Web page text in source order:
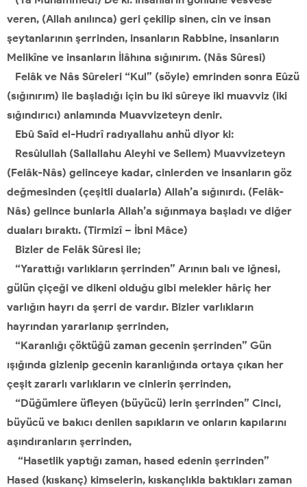
veren, (Allah anılınca) geri çekilip sinen, cin ve insan
şeytanlarının şerrinden, insanların Rabbine, insanların
Melikîne ve insanların İlâhına sığınırım. (Nâs Sûresi)
Felâk ve Nâs Sûreleri “Kul” (söyle) emrinden sonra Eûzü
(sığınırım) ile başladığı için bu iki sûreye iki muavviz (iki
sığındırıcı) anlamında Muavvizeteyn denir.
Ebû Saîd el-Hudrî radıyallahu anhü diyor ki:
Resûlullah (Sallallahu Aleyhi ve Sellem) Muavvizeteyn
(Felâk-Nâs) gelinceye kadar, cinlerden ve insanların göz
değmesinden (çeşitli dualarla) Allah’a sığınırdı. (Felâk-
Nâs) gelince bunlarla Allah’a sığınmaya başladı ve diğer
duaları bıraktı. (Tirmizî – İbni Mâce)
Bizler de Felâk Sûresi ile;
“Yarattığı varlıkların şerrinden” Arının balı ve iğnesi,
gülün çiçeği ve dikeni olduğu gibi melekler hâriç her
varlığın hayrı da şerri de vardır. Bizler varlıkların
hayrından yararlanıp şerrinden,
“Karanlığı çöktüğü zaman gecenin şerrinden” Gün
ışığında gizlenip gecenin karanlığında ortaya çıkan her
çeşit zararlı varlıkların ve cinlerin şerrinden,
“Düğümlere üfleyen (büyücü) lerin şerrinden” Cinci,
büyücü ve bakıcı denilen sapıkların ve onların kapılarını
aşındıranların şerrinden,
“Hasetlik yaptığı zaman, hased edenin şerrinden”
Hased (kıskanç) kimselerin, kıskançlıkla baktıkları zaman